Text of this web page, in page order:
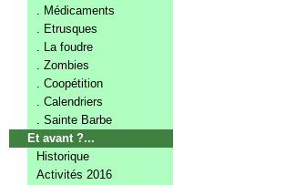
. Médicaments
. Etrusques
. La foudre
. Zombies
. Coopétition
. Calendriers
. Sainte Barbe
Et avant ?...
Historique
Activités 2016